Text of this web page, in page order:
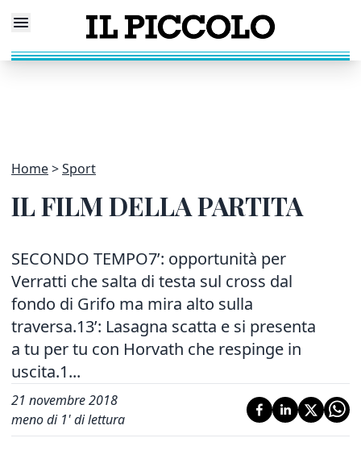
Home Sport
IL FILM DELLA PARTITA
SECONDO TEMPO7’: opportunità per
Verratti che salta di testa sul cross dal
fondo di Grifo ma mira alto sulla
traversa.13’: Lasagna scatta e si presenta
a tu per tu con Horvath che respinge in
uscita.1...
21 novembre 2018
meno di 1' di lettura